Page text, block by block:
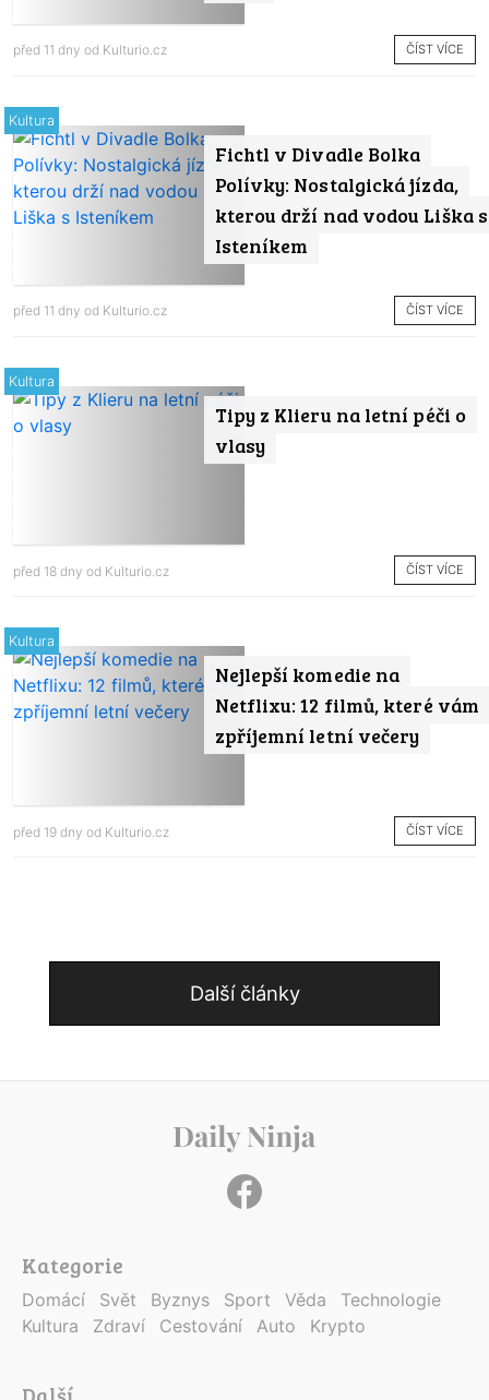
před 11 dny od Kulturio.cz ČÍST VÍCE
Fichtl v Divadle Bolka
Polívky: Nostalgická jízda,
kterou drží nad vodou Liška s
Isteníkem
Kultura
před 11 dny od Kulturio.cz ČÍST VÍCE
Tipy z Klieru na letní péči o
vlasy
Kultura
před 18 dny od Kulturio.cz ČÍST VÍCE
Nejlepší komedie na
Netflixu: 12 filmů, které vám
zpříjemní letní večery
Kultura
před 19 dny od Kulturio.cz ČÍST VÍCE
Další články
Kategorie
Domácí Svět Byznys Sport Věda
Technologie
Kultura
Zdraví Cestování Auto Krypto